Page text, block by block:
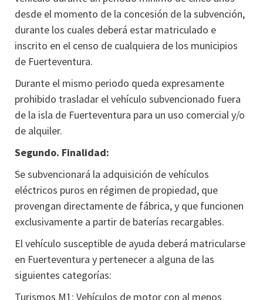
desde el momento de la concesión de la subvención,
durante los cuales deberá estar matriculado e
inscrito en el censo de cualquiera de los municipios
de Fuerteventura.
Durante el mismo periodo queda expresamente
prohibido trasladar el vehículo subvencionado fuera
de la isla de Fuerteventura para un uso comercial y/o
de alquiler.
Segundo. Finalidad:
Se subvencionará la adquisición de vehículos
eléctricos puros en régimen de propiedad, que
provengan directamente de fábrica, y que funcionen
exclusivamente a partir de baterías recargables.
El vehículo susceptible de ayuda deberá matricularse
en Fuerteventura y pertenecer a alguna de las
siguientes categorías:
Turismos M1: Vehículos de motor con al menos